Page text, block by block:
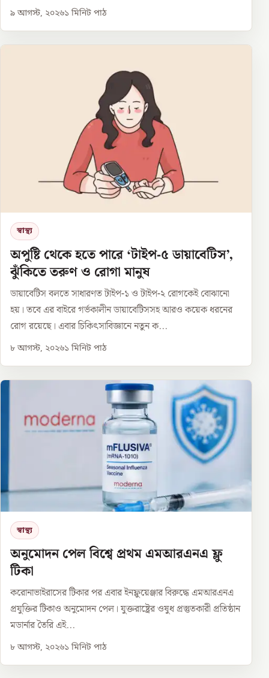
৯ আগস্ট, ২০২৬১ মিনিট পাঠ
স্বাস্থ্য
অপুষ্টি থেকে হতে পারে ‘টাইপ-৫ ডায়াবেটিস’,
ঝুঁকিতে তরুণ ও রোগা মানুষ
ডায়াবেটিস বলতে সাধারণত টাইপ-১ ও টাইপ-২ রোগকেই বোঝানো
হয়। তবে এর বাইরে গর্ভকালীন ডায়াবেটিসসহ আরও কয়েক ধরনের
রোগ রয়েছে। এবার চিকিৎসাবিজ্ঞানে নতুন ক...
৮ আগস্ট, ২০২৬১ মিনিট পাঠ
স্বাস্থ্য
অনুমোদন পেল বিশ্বে প্রথম এমআরএনএ ফ্লু
টিকা
করোনাভাইরাসের টিকার পর এবার ইনফ্লুয়েঞ্জার বিরুদ্ধে এমআরএনএ
প্রযুক্তির টিকাও অনুমোদন পেল। যুক্তরাষ্ট্রের ওষুধ প্রস্তুতকারী প্রতিষ্ঠান
মডার্নার তৈরি এই...
৮ আগস্ট, ২০২৬১ মিনিট পাঠ